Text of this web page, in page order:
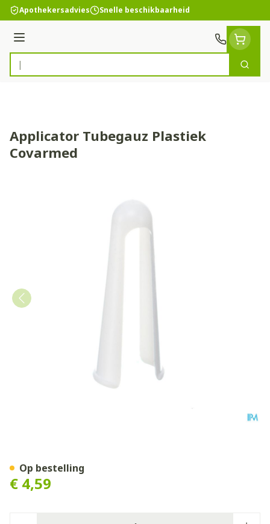
Ga naar de inhoud
Apothekersadvies Snelle beschikbaarheid
Menu
Product, merk, categorie...
Zoek
Applicator Tubegauz Plastiek
Covarmed
€ 4,59
Op bestelling